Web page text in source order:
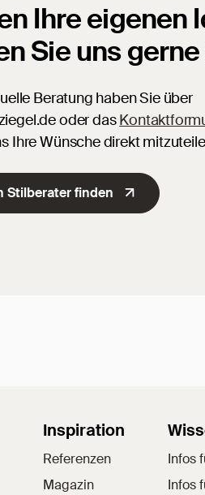
Ihre eigenen
Sie uns
Beratung haben Sie über
oder das
Ihre Wünsche direkt
Stilberater finden
Inspiration
Referenzen
Magazin
Infos
Infos